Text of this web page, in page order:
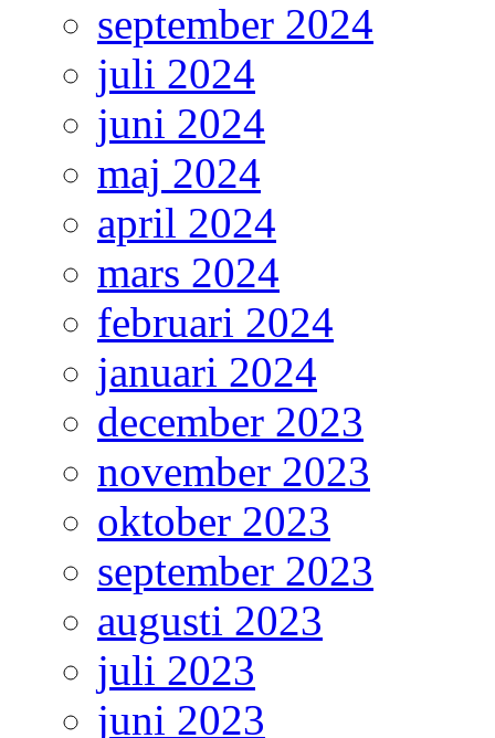
september 2024
juli 2024
juni 2024
maj 2024
april 2024
mars 2024
februari 2024
januari 2024
december 2023
november 2023
oktober 2023
september 2023
augusti 2023
juli 2023
juni 2023